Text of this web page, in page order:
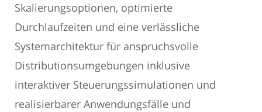
Skalierungsoptionen, optimierte
Durchlaufzeiten und eine verlässliche
Systemarchitektur für anspruchsvolle
Distributionsumgebungen inklusive
interaktiver Steuerungssimulationen und
realisierbarer Anwendungsfälle und